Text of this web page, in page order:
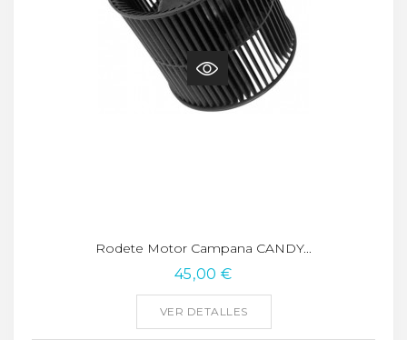
Rodete Motor Campana CANDY...
45,00 €
VER DETALLES